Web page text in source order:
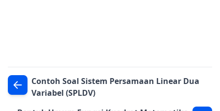
Contoh Soal Sistem Persamaan Linear Dua
Variabel (SPLDV)